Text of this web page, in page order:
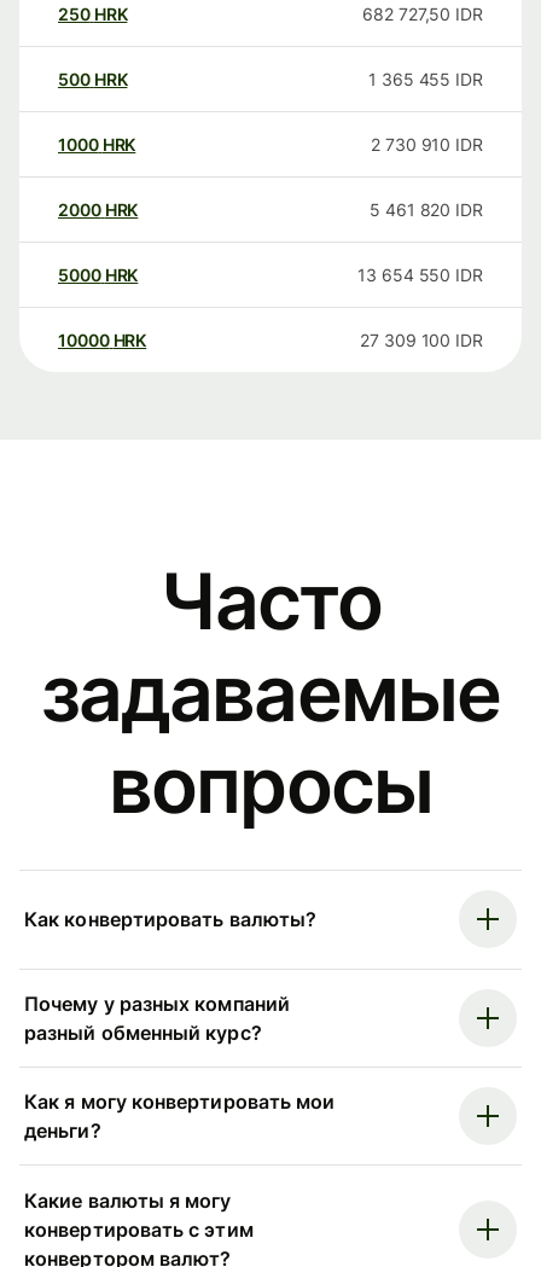
250 HRK 682 727,50 IDR
500 HRK 1 365 455 IDR
1000 HRK 2 730 910 IDR
2000 HRK 5 461 820 IDR
5000 HRK 13 654 550 IDR
10000 HRK 27 309 100 IDR
Часто
задаваемые
вопросы
Как конвертировать валюты?
Почему у разных компаний
разный обменный курс?
Как я могу конвертировать мои
деньги?
Какие валюты я могу
конвертировать с этим
конвертором валют?